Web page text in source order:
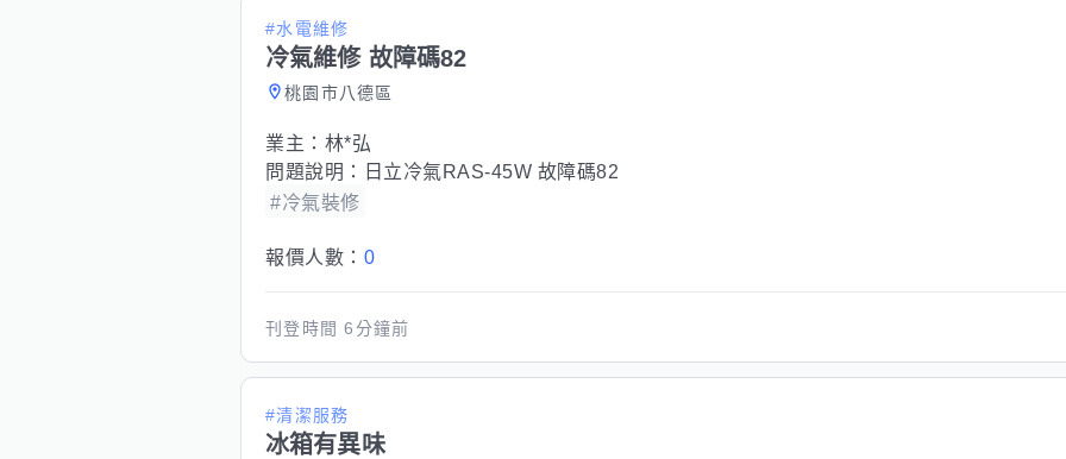
#水電維修
冷氣維修 故障碼82
桃園市八德區
業主： 林*弘
問題說明：
日立冷氣RAS-45W 故障碼82
#冷氣裝修
報價人數： 0
刊登時間6分鐘前
#清潔服務
冰箱有異味